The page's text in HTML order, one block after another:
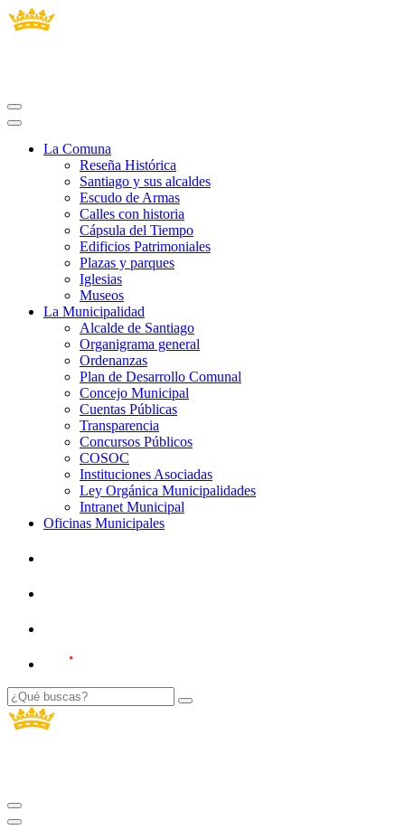
La Comuna
Reseña Histórica
Santiago y sus alcaldes
Escudo de Armas
Calles con historia
Cápsula del Tiempo
Edificios Patrimoniales
Plazas y parques
Iglesias
Museos
La Municipalidad
Alcalde de Santiago
Organigrama general
Ordenanzas
Plan de Desarrollo Comunal
Concejo Municipal
Cuentas Públicas
Transparencia
Concursos Públicos
COSOC
Instituciones Asociadas
Ley Orgánica Municipalidades
Intranet Municipal
Oficinas Municipales